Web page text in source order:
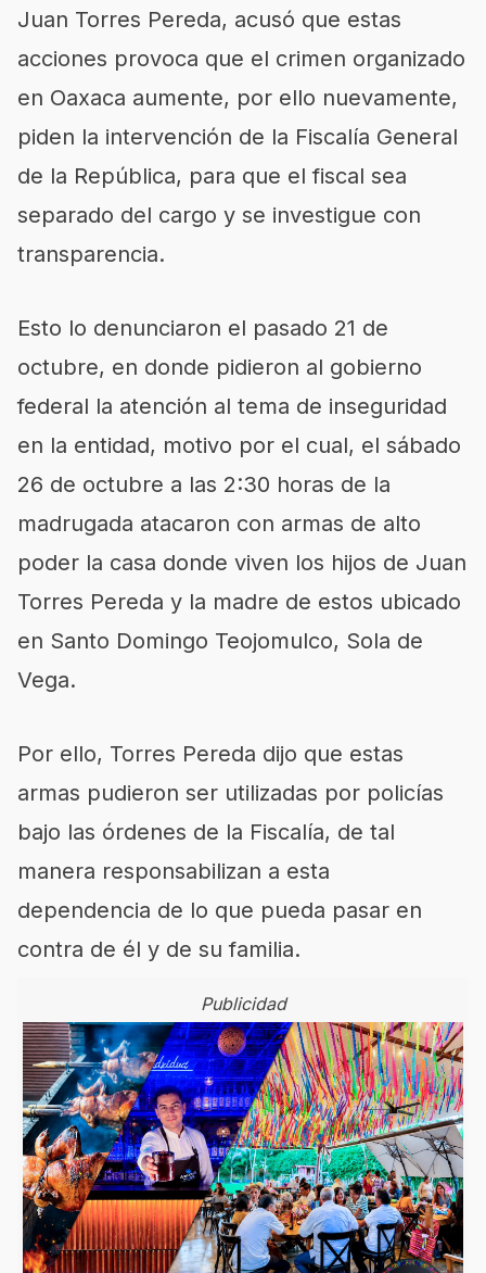
Juan Torres Pereda, acusó que estas
acciones provoca que el crimen organizado
en Oaxaca aumente, por ello nuevamente,
piden la intervención de la Fiscalía General
de la República, para que el fiscal sea
separado del cargo y se investigue con
transparencia.
Esto lo denunciaron el pasado 21 de
octubre, en donde pidieron al gobierno
federal la atención al tema de inseguridad
en la entidad, motivo por el cual, el sábado
26 de octubre a las 2:30 horas de la
madrugada atacaron con armas de alto
poder la casa donde viven los hijos de Juan
Torres Pereda y la madre de estos ubicado
en Santo Domingo Teojomulco, Sola de
Vega.
Por ello, Torres Pereda dijo que estas
armas pudieron ser utilizadas por policías
bajo las órdenes de la Fiscalía, de tal
manera responsabilizan a esta
dependencia de lo que pueda pasar en
contra de él y de su familia.
Publicidad